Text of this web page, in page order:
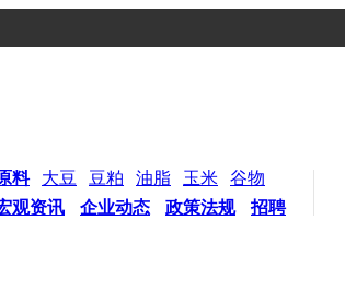
料 大豆 豆粕 油脂 玉米
谷物
观资讯
企业动态 政策法规 招聘